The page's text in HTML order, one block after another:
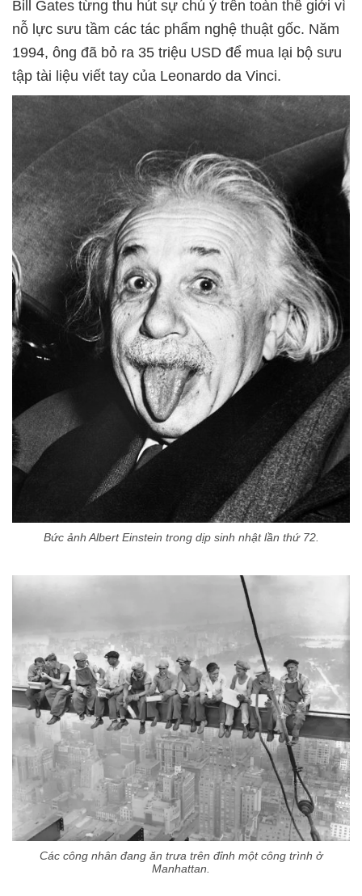
Bill Gates từng thu hút sự chú ý trên toàn thế giới vì
nỗ lực sưu tầm các tác phẩm nghệ thuật gốc. Năm
1994, ông đã bỏ ra 35 triệu USD để mua lại bộ sưu
tập tài liệu viết tay của Leonardo da Vinci.
Bức ảnh Albert Einstein trong dịp sinh nhật lần thứ 72.
Các công nhân đang ăn trưa trên đỉnh một công trình ở
Manhattan.